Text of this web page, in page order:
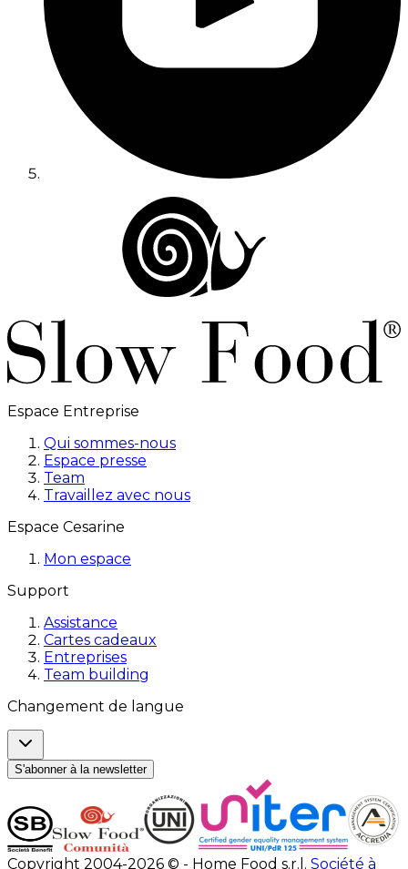
Espace Entreprise
Qui sommes-nous
Espace presse
Team
Travaillez avec nous
Espace Cesarine
Mon espace
Support
Assistance
Cartes cadeaux
Entreprises
Team building
Changement de langue
S'abonner à la newsletter
Copyright 2004-2026 © - Home Food s.r.l. Société à